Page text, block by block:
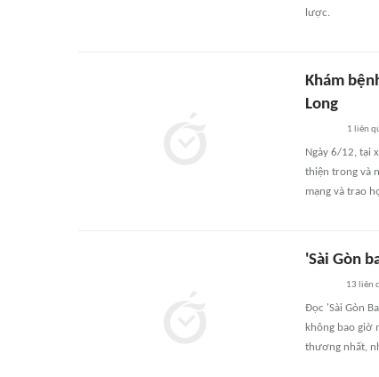
lược.
Khám
Long
1 liên
Ngày 6/12, tại
thiện trong và
mạng và trao
'Sài Gòn
13 liên
Đọc 'Sài Gòn
không bao giờ
thương nhất,